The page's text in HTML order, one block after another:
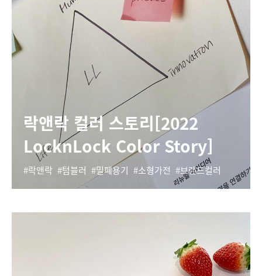
락앤락 컬러 스토리[2022
LocknLock Color Story]
락앤락 텀블러 밀폐용기 소형가전 브랜드컬러